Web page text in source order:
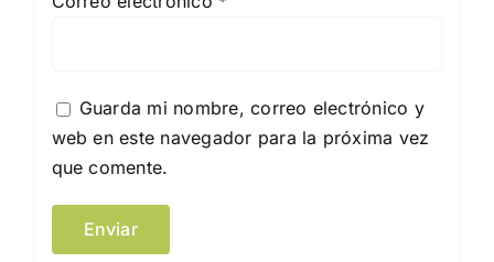
Guarda mi nombre, correo electrónico y
web en este navegador para la próxima vez
que comente.